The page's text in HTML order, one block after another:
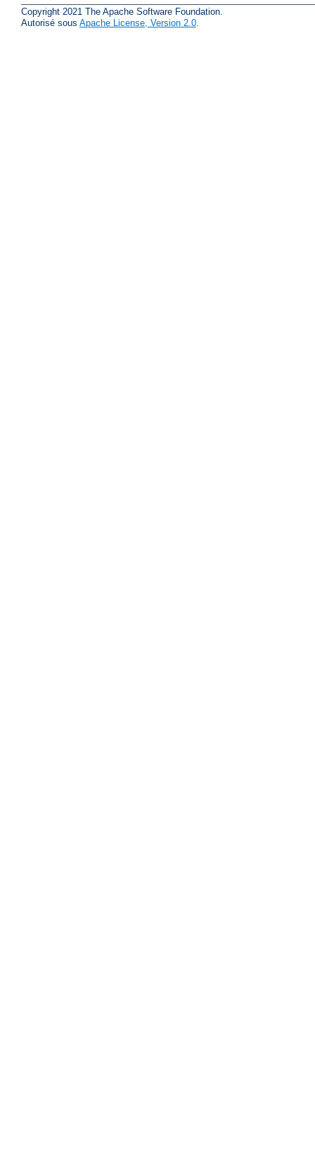
Copyright 2021 The Apache Software Foundation.
Autorisé sous Apache License, Version 2.0.